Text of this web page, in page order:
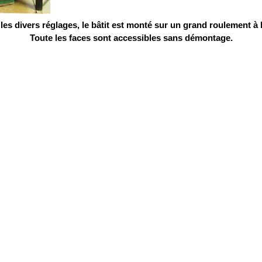
divers réglages, le bâtit est monté sur un grand roulement à
Toute les faces sont accessibles sans démontage.